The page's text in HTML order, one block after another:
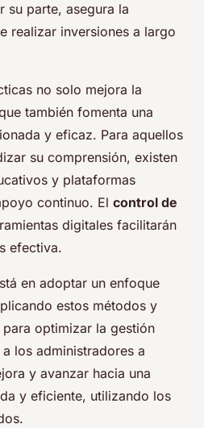
su parte, asegura la
realizar inversiones a largo
no solo mejora la
también fomenta una
y eficaz. Para aquellos
su comprensión, existen
y plataformas
continuo. El control de
digitales facilitarán
efectiva.
en adoptar un enfoque
estos métodos y
optimizar la gestión
los administradores a
y avanzar hacia una
y eficiente, utilizando los